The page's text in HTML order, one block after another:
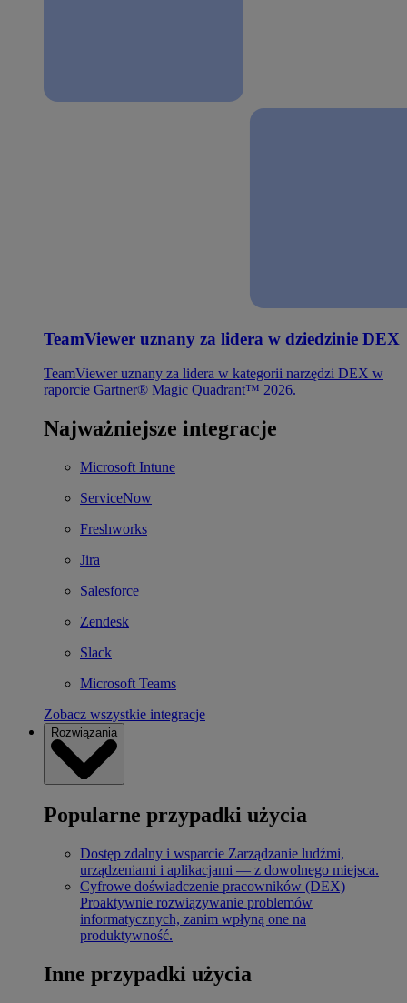
TeamViewer uznany za lidera w dziedzinie DEX
TeamViewer uznany za lidera w kategorii narzędzi DEX w
raporcie Gartner® Magic Quadrant™ 2026.
Najważniejsze integracje
Microsoft Intune
ServiceNow
Freshworks
Jira
Salesforce
Zendesk
Slack
Microsoft Teams
Zobacz wszystkie integracje
Rozwiązania
Popularne przypadki użycia
Dostęp zdalny i wsparcie Zarządzanie ludźmi,
urządzeniami i aplikacjami — z dowolnego miejsca.
Cyfrowe doświadczenie pracowników (DEX)
Proaktywnie rozwiązywanie problemów
informatycznych, zanim wpłyną one na
produktywność.
Inne przypadki użycia